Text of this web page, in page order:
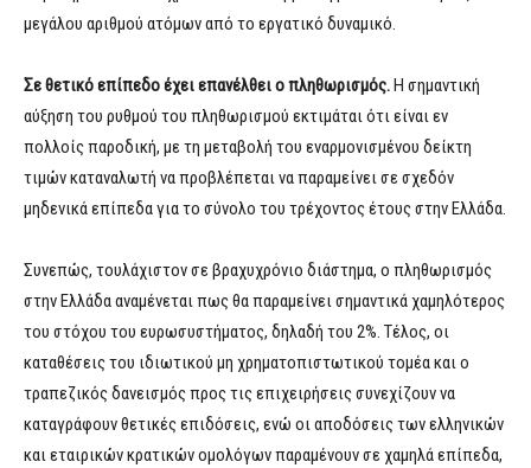
μεγάλου αριθμού ατόμων από το εργατικό δυναμικό.
Σε θετικό επίπεδο έχει επανέλθει ο πληθωρισμός.Η σημαντική
αύξηση του ρυθμού του πληθωρισμού εκτιμάται ότι είναι εν
πολλοίς παροδική, με τη μεταβολή του εναρμονισμένου δείκτη
τιμών καταναλωτή να προβλέπεται να παραμείνει σε σχεδόν
μηδενικά επίπεδα για το σύνολο του τρέχοντος έτους στην Ελλάδα.
Συνεπώς, τουλάχιστον σε βραχυχρόνιο διάστημα, ο πληθωρισμός
στην Ελλάδα αναμένεται πως θα παραμείνει σημαντικά χαμηλότερος
του στόχου του ευρωσυστήματος, δηλαδή του 2%. Τέλος, οι
καταθέσεις του ιδιωτικού μη χρηματοπιστωτικού τομέα και ο
τραπεζικός δανεισμός προς τις επιχειρήσεις συνεχίζουν να
καταγράφουν θετικές επιδόσεις, ενώ οι αποδόσεις των ελληνικών
και εταιρικών κρατικών ομολόγων παραμένουν σε χαμηλά επίπεδα,